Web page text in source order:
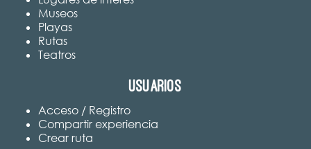
Museos
Playas
Rutas
Teatros
Usuarios
Acceso / Registro
Compartir experiencia
Crear ruta